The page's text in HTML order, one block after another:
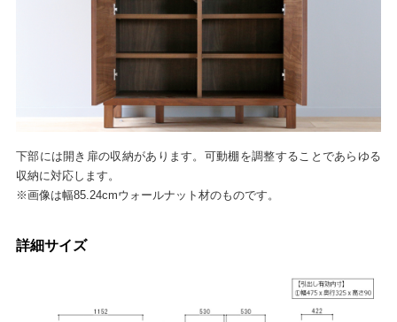
下部には開き扉の収納があります。可動棚を調整することであらゆる
収納に対応します。
※画像は幅85.24cmウォールナット材のものです。
詳細サイズ